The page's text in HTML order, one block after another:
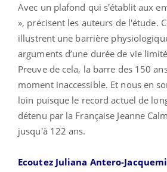
Avec un plafond qui s'établit aux
», précisent les auteurs de l'étude.
illustrent une barrière
arguments d’une durée de vie
Preuve de cela, la barre des 150
moment inaccessible. Et nous en
loin puisque le record actuel de
détenu par la Française Jeanne
jusqu'à 122 ans.
Ecoutez Juliana Antero-